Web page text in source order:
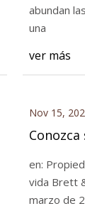
abundan
una
ver más
Nov 15,
en:
vida Brett
marzo de